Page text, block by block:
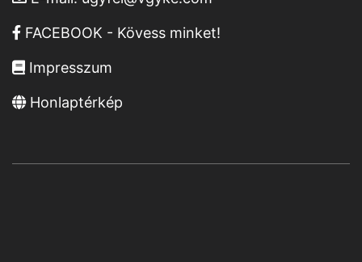
FACEBOOK - Kövess minket!
Impresszum
Honlaptérkép